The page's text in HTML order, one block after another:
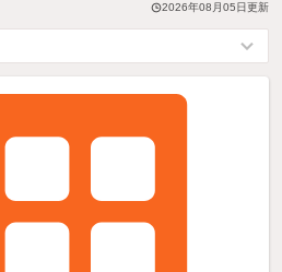
2026年08月05日更新